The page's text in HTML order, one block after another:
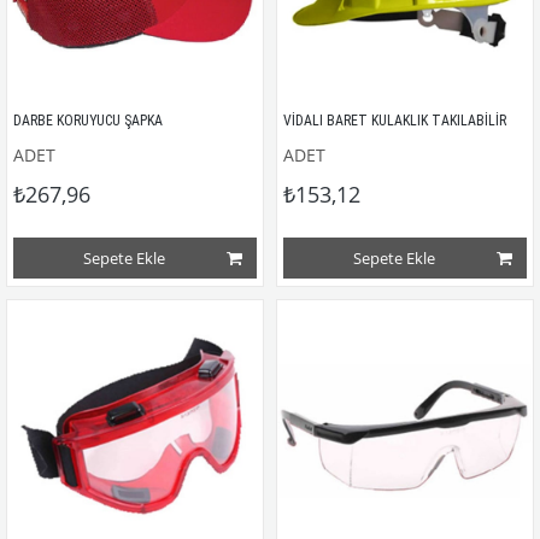
DARBE KORUYUCU ŞAPKA
ADET
₺267,96
Sepete Ekle
VİDALI BARET KULAKLIK TAKILABİLİR
ADET
₺153,12
Sepete Ekle